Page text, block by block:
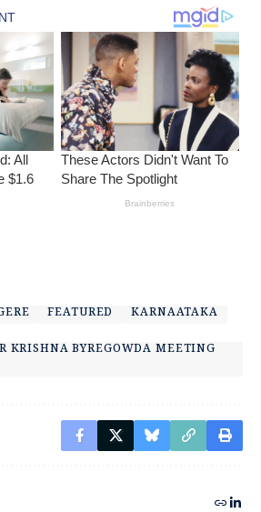
FEATURED
KARNAATAKA
KRISHNA BYREGOWDA MEETING